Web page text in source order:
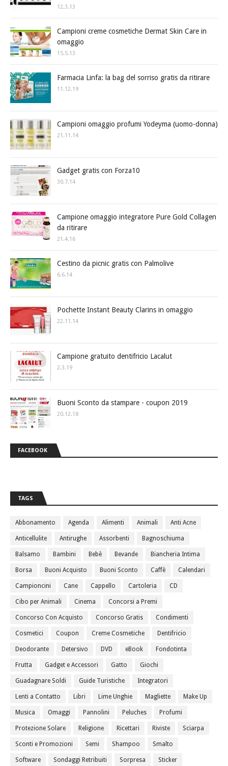
12.3.13
Campioni creme cosmetiche Dermat Skin Care in
omaggio
15.5.13
Farmacia Linfa: la bag del sorriso gratis da ritirare
11.12.19
Campioni omaggio profumi Yodeyma (uomo-donna)
21.11.14
Gadget gratis con Forza10
30.7.14
Campione omaggio integratore Pure Gold Collagen
da ritirare
21.4.16
Cestino da picnic gratis con Palmolive
6.6.14
Pochette Instant Beauty Clarins in omaggio
22.11.14
Campione gratuito dentifricio Lacalut
2.3.19
Buoni Sconto da stampare - coupon 2019
20.12.18
FACEBOOK
TAGS
Abbonamento Agenda Alimenti Animali Anti Acne
Anticellulite Antirughe Assorbenti Bagnoschiuma
Balsamo Bambini Bebè Bevande Biancheria Intima
Borsa Buoni Acquisto Buoni Sconto Caffè Calendari
Campioncini Cane Cappello Cartoleria CD
Cibo per Animali Cinema Concorsi a Premi
Concorso Con Acquisto Concorso Gratis Condimenti
Cosmetici Coupon Creme Cosmetiche Dentifricio
Deodorante Detersivo DVD eBook Fondotinta
Frutta Gadget e Accessori Gatto Giochi
Guadagnare Soldi Guide Turistiche Integratori
Lenti a Contatto Libri Lime Unghie Magliette Make Up
Musica Omaggi Pannolini Peluches Profumi
Protezione Solare Religione Ricettari Riviste Sciarpa
Sconti e Promozioni Semi Shampoo Smalto
Software Sondaggi Retribuiti Sorpresa Sticker